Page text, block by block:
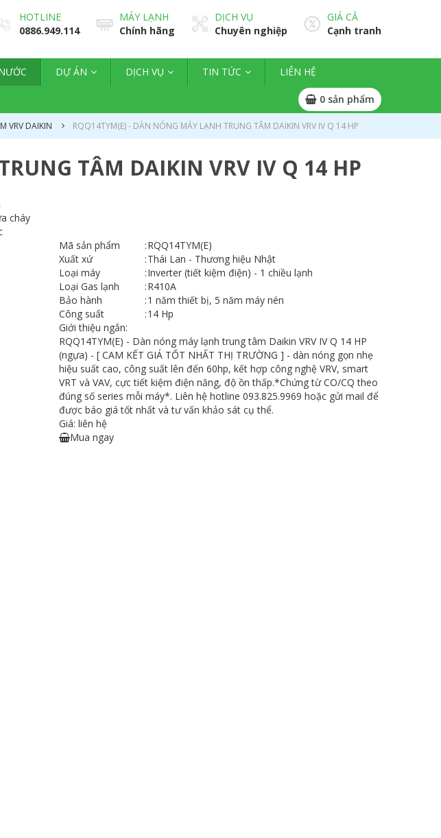
HOTLINE
0886.949.114
MÁY LẠNH
Chính hãng
DỊCH VỤ
Chuyên nghiệp
GIÁ CẢ
Cạnh tranh
DỰ ÁN DỊCH VỤ TIN TỨC LIÊN HỆ
0 sản phẩm
VRV DAIKIN RQQ14TYM(E) - DÀN NÓNG MÁY LẠNH TRUNG TÂM DAIKIN VRV IV Q 14 HP
TÂM DAIKIN VRV IV Q 14 HP
cháy
Mã sản phẩm
:RQQ14TYM(E)
Xuất xứ
:Thái Lan - Thương hiệu Nhật
Loại máy
:Inverter (tiết kiệm điện) - 1 chiều lạnh
Loại Gas lạnh
:R410A
Bảo hành
:1 năm thiết bị, 5 năm máy nén
Công suất
:14 Hp
Giới thiệu ngắn:
RQQ14TYM(E) - Dàn nóng máy lạnh trung tâm Daikin VRV IV Q 14 HP
(ngựa) - [ CAM KẾT GIÁ TỐT NHẤT THỊ TRƯỜNG ] - dàn nóng gọn nhẹ
hiệu suất cao, công suất lên đến 60hp, kết hợp công nghệ VRV, smart
VRT và VAV, cực tiết kiệm điện năng, độ ồn thấp.*Chứng từ CO/CQ theo
đúng số series mỗi máy*. Liên hệ hotline 093.825.9969 hoặc gửi mail để
được báo giá tốt nhất và tư vấn khảo sát cụ thể.
Giá: liên hệ
Mua ngay